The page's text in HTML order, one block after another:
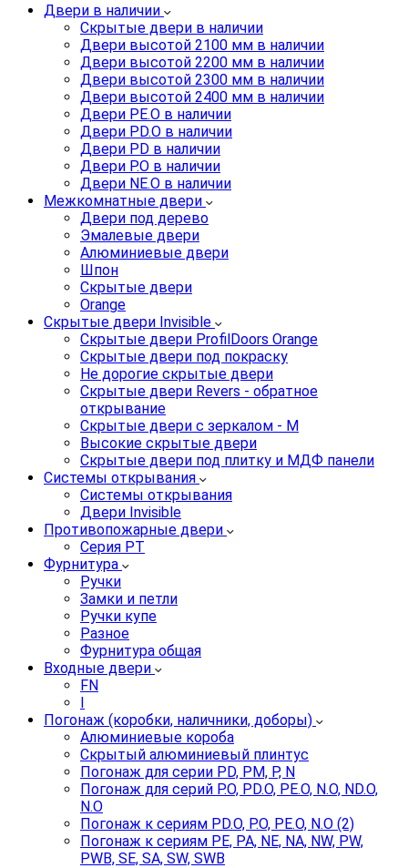
Двери в наличии
Скрытые двери в наличии
Двери высотой 2100 мм в наличии
Двери высотой 2200 мм в наличии
Двери высотой 2300 мм в наличии
Двери высотой 2400 мм в наличии
Двери PE.O в наличии
Двери PD.O в наличии
Двери PD в наличии
Двери P.O в наличии
Двери NE.O в наличии
Межкомнатные двери
Двери под дерево
Эмалевые двери
Алюминиевые двери
Шпон
Скрытые двери
Orange
Скрытые двери Invisible
Скрытые двери ProfilDoors Orange
Скрытые двери под покраску
Не дорогие скрытые двери
Скрытые двери Revers - обратное
открывание
Скрытые двери с зеркалом - M
Высокие скрытые двери
Скрытые двери под плитку и МДФ панели
Системы открывания
Системы открывания
Двери Invisible
Противопожарные двери
Серия PT
Фурнитура
Ручки
Замки и петли
Ручки купе
Разное
Фурнитура общая
Входные двери
FN
I
Погонаж (коробки, наличники, доборы)
Алюминиевые короба
Скрытый алюминиевый плинтус
Погонаж для серии PD, PM, P, N
Погонаж для серий P.O, PD.O, PE.O, N.O, ND.O,
N.O
Погонаж к сериям PD.O, P.O, PE.O, N.O (2)
Погонаж к сериям PE, PA, NE, NA, NW, PW,
PWB, SE, SA, SW, SWB